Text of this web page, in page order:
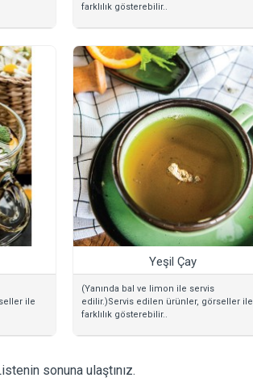
farklılık gösterebilir..
ile
Yeşil Çay
(Yanında bal ve limon ile servis
edilir.)Servis edilen ürünler, görseller ile
farklılık gösterebilir..
sonuna ulaştınız.